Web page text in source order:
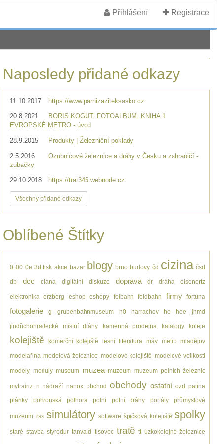
Přihlášení Registrace
Naposledy přidané odkazy
11.10.2017 https://www.parnizaziteksasko.cz
20.8.2021
BORIS KOGUT. FOTOALBUM. KNIHA 1
EVROPSKÉ METRO - úvod
28.9.2015 Produkty | Železniční poklady
2.5.2016
Ozubnicové železnice a dráhy v Česku a zahraničí -
zubačky
29.10.2018 https://trat345.webnode.cz
Všechny přidané odkazy
Oblíbené Štítky
0 00 0e 3d tisk akce bazar blogy brno budovy čd cizina čsd
db dcc diana digitální diskuze doprava dr dráha eisenertz
elektronika erzberg eshop eshopy felbahn feldbahn firmy fortuna
fotogalerie g grubenbahnmuseum h0 harrachov ho hoe jhmd
jindřichohradecké místní dráhy kamenná prodejna katalogy koleje
kolejiště komerční kolejiště lesní literatura máv metro mladějov
modelařina modelová železnice modelové kolejiště modelové velikosti
modely moduly museum muzea muzeum muzeum polních železnic
mytrainz n nádraží nanox obchod obchody ostatní ozd patina
plánky pohronská polhora polní polní dráhy portály průmyslové
muzeum rss simulátory software špičková kolejiště spolky
staré stavba styrodur tanvald tisovec tratě tt úzkokolejné železnice